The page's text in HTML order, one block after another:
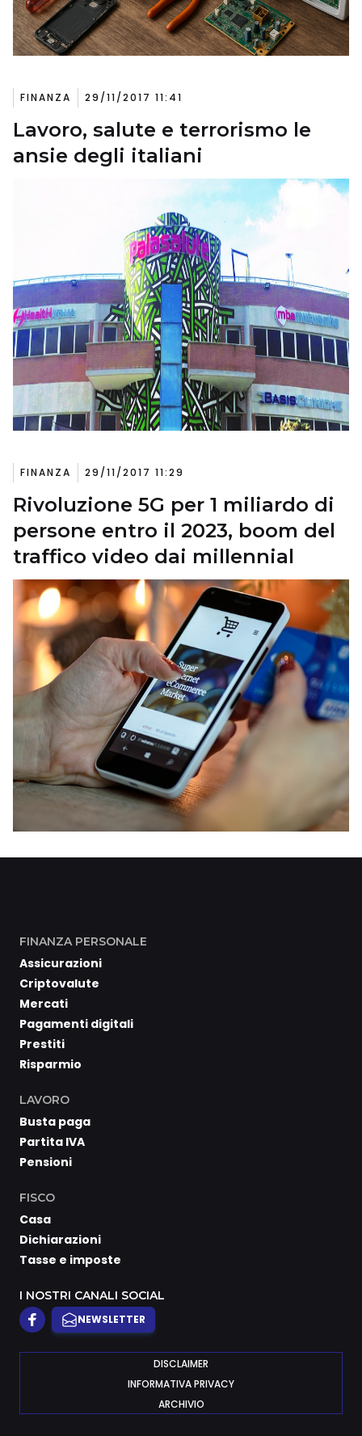
FINANZA 29/11/2017 11:41
Lavoro, salute e terrorismo le
ansie degli italiani
FINANZA 29/11/2017 11:29
Rivoluzione 5G per 1 miliardo di
persone entro il 2023, boom del
traffico video dai millennial
FINANZA PERSONALE
Assicurazioni
Criptovalute
Mercati
Pagamenti digitali
Prestiti
Risparmio
LAVORO
Busta paga
Partita IVA
Pensioni
FISCO
Casa
Dichiarazioni
Tasse e imposte
I NOSTRI CANALI SOCIAL
NEWSLETTER
DISCLAIMER
INFORMATIVA PRIVACY
ARCHIVIO